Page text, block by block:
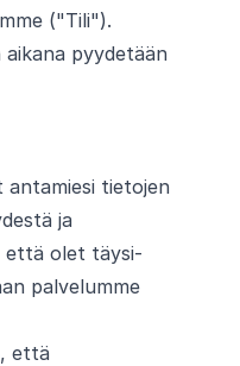
("Tili").
pyydetään
antamiesi tietojen
ja
että olet täysi-
palvelumme
että